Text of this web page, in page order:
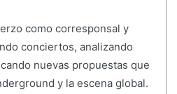
como corresponsal y
conciertos, analizando
nuevas propuestas que
y la escena global.